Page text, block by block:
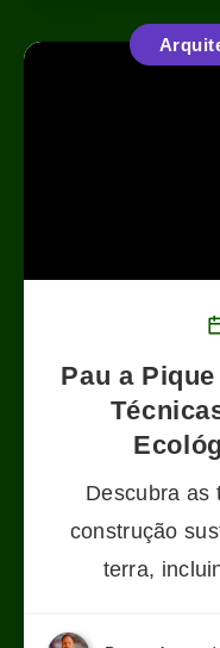
Pau a
Descubra as
construção
terra,